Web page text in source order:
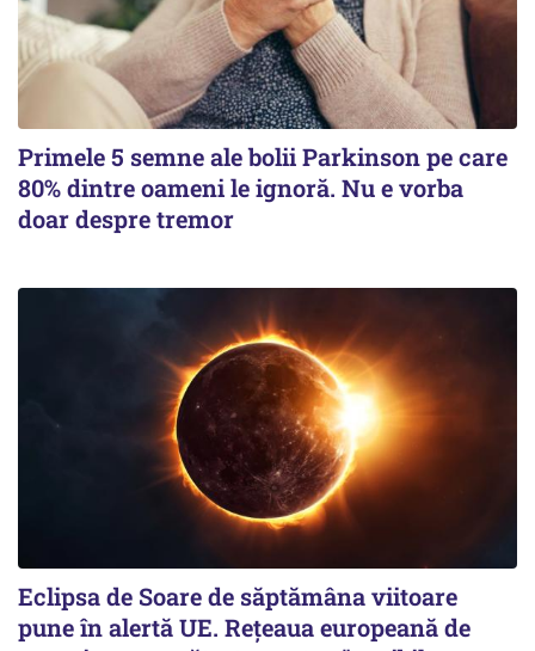
Primele 5 semne ale bolii Parkinson pe care
80% dintre oameni le ignoră. Nu e vorba
doar despre tremor
Eclipsa de Soare de săptămâna viitoare
pune în alertă UE. Rețeaua europeană de